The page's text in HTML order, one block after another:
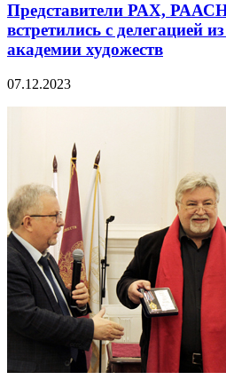
Представители РАХ,
встретились с делегацией
академии художеств
07.12.2023